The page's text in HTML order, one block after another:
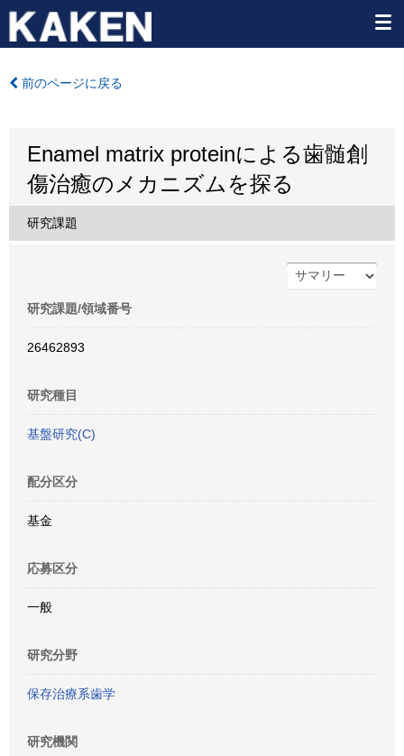
前のページに戻る
Enamel matrix proteinによる歯髄創
傷治癒のメカニズムを探る
研究課題
研究課題/領域番号
26462893
研究種目
基盤研究(C)
配分区分
基金
応募区分
一般
研究分野
保存治療系歯学
研究機関